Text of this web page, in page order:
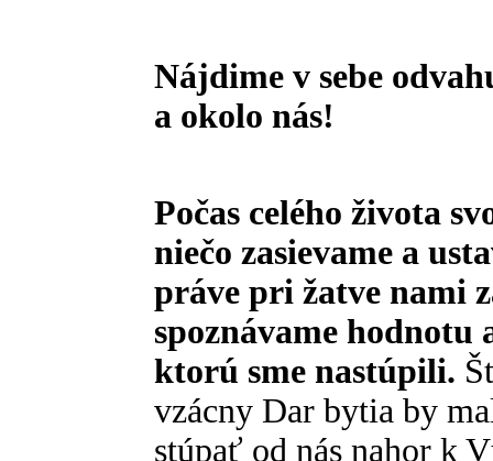
Nájdime v sebe
a okolo nás!
Počas celého života
niečo zasievame a
práve pri žatve nami
spoznávame hodnotu
ktorú sme nastúpili.
vzácny Dar bytia by
stúpať od nás nahor k